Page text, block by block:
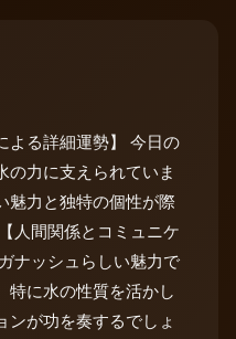
よる詳細運勢】 今日の
の力に支えられていま
魅力と独特の個性が際
人間関係とコミュニケ
ナッシュらしい魅力で
特に水の性質を活かし
ンが功を奏するでしょ